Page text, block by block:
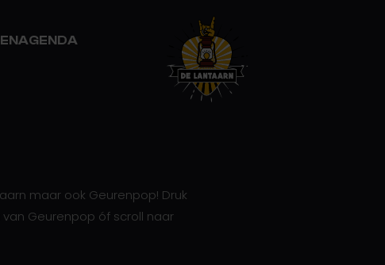
AGENDA
maar ook Geurenpop! Druk
Geurenpop óf scroll naar